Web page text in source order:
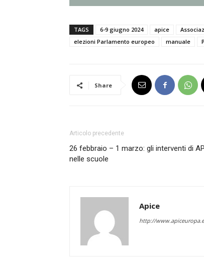
TAGS 6-9 giugno 2024 apice
elezioni Parlamento europeo
manuale
Share
Articolo precedente
26 febbraio – 1 marzo: gli interventi di
nelle scuole
Apice
http://